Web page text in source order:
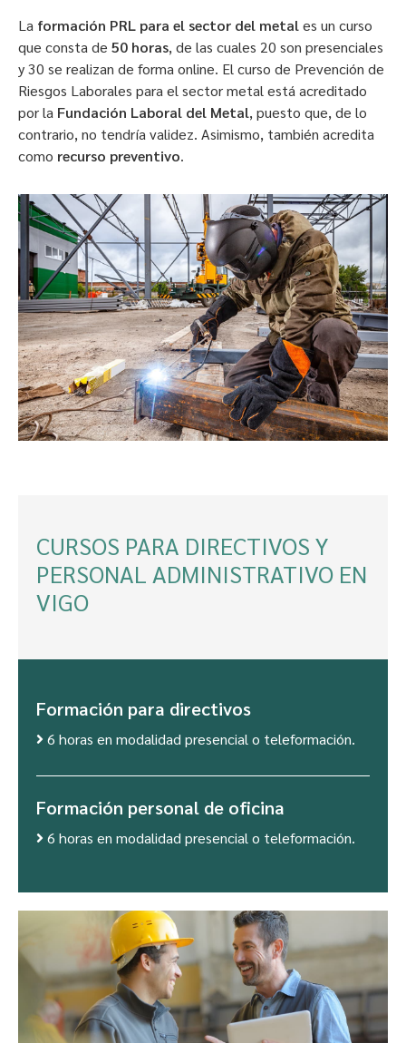
La formación PRL para el sector del metales un curso
que consta de 50 horas, de las cuales 20 son presenciales
y 30 se realizan de forma online. El curso de Prevención de
Riesgos Laborales para el sector metal está acreditado
por la Fundación Laboral del Metal, puesto que, de lo
contrario, no tendría validez. Asimismo, también acredita
como recurso preventivo.
CURSOS PARA DIRECTIVOS Y
PERSONAL ADMINISTRATIVO EN
VIGO
Formación para directivos
6 horas en modalidad presencial o teleformación.
Formación personal de oficina
6 horas en modalidad presencial o teleformación.